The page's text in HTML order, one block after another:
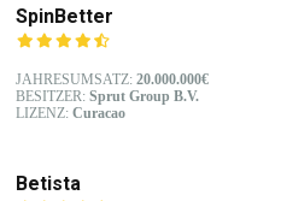
SpinBetter
JAHRESUMSATZ: 20.000.000€
BESITZER: Sprut Group B.V.
LIZENZ: Curacao
Betista